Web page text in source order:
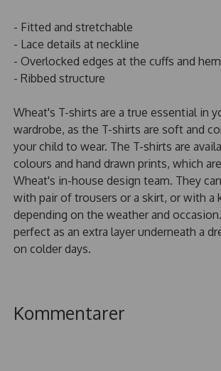
- Fitted and stretchable
- Lace details at neckline
- Overlocked edges at the cuffs and hem
- Ribbed structure
Wheat's T-shirts are a true essential in
wardrobe, as the T-shirts are soft and
your child to wear. The T-shirts are
colours and hand drawn prints, which
Wheat's in-house design team. They
with pair of trousers or a skirt, or with a
depending on the weather and
perfect as an extra layer underneath a
on colder days.
Kommentarer